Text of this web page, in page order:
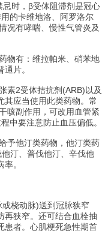
时，β受体阻滞剂是冠心
的卡维地洛、阿罗洛尔
况有哮喘、慢性气管炎及
物有：维拉帕米、硝苯地
片。
2受体拮抗剂(ARB)以及
其应当使用此类药物。常
咳副作用，可改用血管紧
中要注意防止血压偏低。
予他汀类药物，他汀类药
汀、普伐他汀、辛伐他
。
桡动脉)送到冠脉狭窄
再狭窄。还可结合血栓抽
患者。心肌梗死急性期首